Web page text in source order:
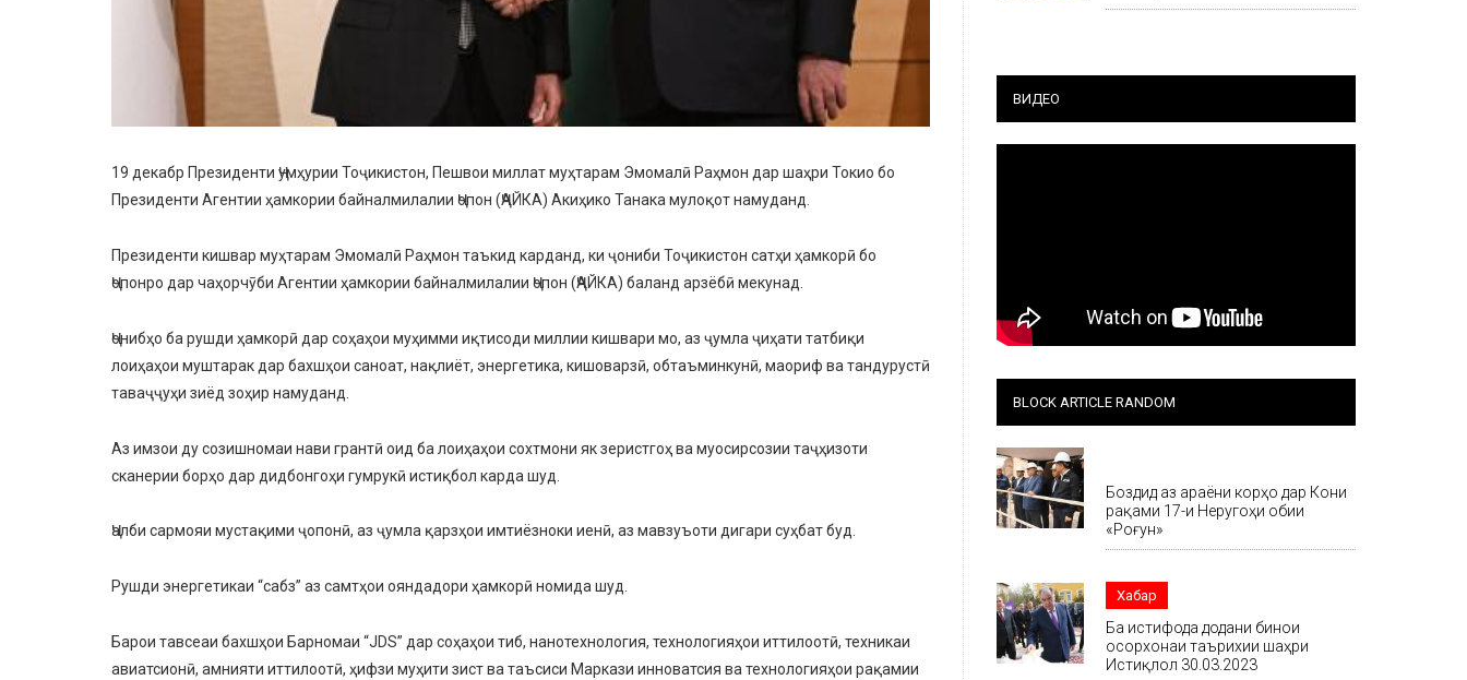
19 декабр Президенти Ҷумҳурии Тоҷикистон, Пешвои миллат муҳтарам Эмомалӣ Раҳмон дар шаҳри Токио бо
Президенти Агентии ҳамкории байналмилалии Ҷопон (ҶАЙКА) Акиҳико Танака мулоқот намуданд.
Президенти кишвар муҳтарам Эмомалӣ Раҳмон таъкид карданд, ки ҷониби Тоҷикистон сатҳи ҳамкорӣ бо
Ҷопонро дар чаҳорчӯби Агентии ҳамкории байналмилалии Ҷопон (ҶАЙКА) баланд арзёбӣ мекунад.
Ҷонибҳо ба рушди ҳамкорӣ дар соҳаҳои муҳимми иқтисоди миллии кишвари мо, аз ҷумла ҷиҳати татбиқи
лоиҳаҳои муштарак дар бахшҳои саноат, нақлиёт, энергетика, кишоварзӣ, обтаъминкунӣ, маориф ва тандурустӣ
таваҷҷуҳи зиёд зоҳир намуданд.
Аз имзои ду созишномаи нави грантӣ оид ба лоиҳаҳои сохтмони як зеристгоҳ ва муосирсозии таҷҳизоти
сканерии борҳо дар дидбонгоҳи гумрукӣ истиқбол карда шуд.
Ҷалби сармояи мустақими ҷопонӣ, аз ҷумла қарзҳои имтиёзноки иенӣ, аз мавзуъоти дигари суҳбат буд.
Рушди энергетикаи “сабз” аз самтҳои ояндадори ҳамкорӣ номида шуд.
Барои тавсеаи бахшҳои Барномаи “JDS” дар соҳаҳои тиб, нанотехнология, технологияҳои иттилоотӣ, техникаи
авиатсионӣ, амнияти иттилоотӣ, ҳифзи муҳити зист ва таъсиси Маркази инноватсия ва технологияҳои рақамии
ВИДЕО
BLOCK ARTICLE RANDOM
Боздид аз ҷараёни корҳо дар Кони
рақами 17-и Неругоҳи обии
«Роғун»
Хабар
Ба истифода додани бинои
осорхонаи таърихии шаҳри
Истиқлол 30.03.2023